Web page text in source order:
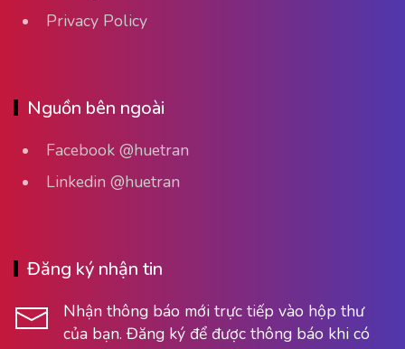
Privacy Policy
Nguồn bên ngoài
Facebook @huetran
Linkedin @huetran
Đăng ký nhận tin
Nhận thông báo mới trực tiếp vào hộp thư
của bạn. Đăng ký để được thông báo khi có